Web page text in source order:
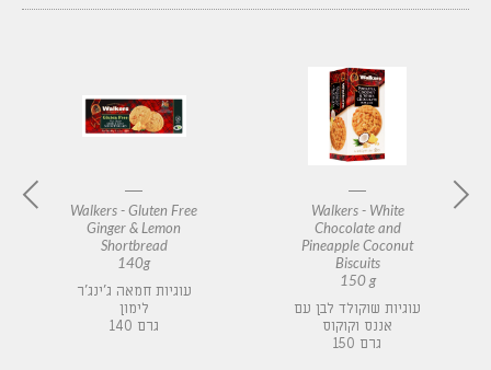
Walkers - Gluten Free
Ginger & Lemon
Shortbread
140g
עוגיות חמאה ג'ינג'ר
לימון
140 גרם
Walkers - White
Chocolate and
Pineapple Coconut
Biscuits
150 g
עוגיות שוקולד לבן עם
אננס וקוקוס
150 גרם